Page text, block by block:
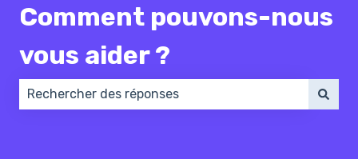
Comment pouvons-nous
vous aider ?